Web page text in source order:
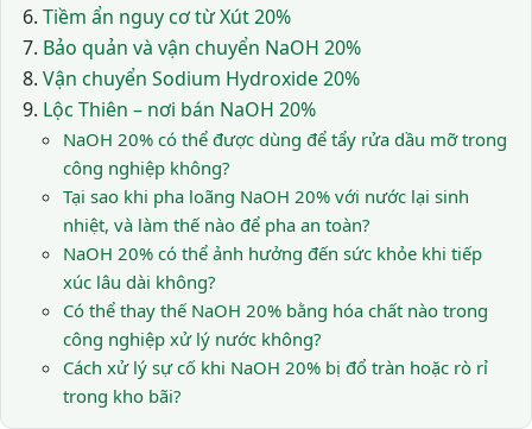
Tiềm ẩn nguy cơ từ Xút 20%
Bảo quản và vận chuyển NaOH 20%
Vận chuyển Sodium Hydroxide 20%
Lộc Thiên – nơi bán NaOH 20%
NaOH 20% có thể được dùng để tẩy rửa dầu mỡ trong
công nghiệp không?
Tại sao khi pha loãng NaOH 20% với nước lại sinh
nhiệt, và làm thế nào để pha an toàn?
NaOH 20% có thể ảnh hưởng đến sức khỏe khi tiếp
xúc lâu dài không?
Có thể thay thế NaOH 20% bằng hóa chất nào trong
công nghiệp xử lý nước không?
Cách xử lý sự cố khi NaOH 20% bị đổ tràn hoặc rò rỉ
trong kho bãi?